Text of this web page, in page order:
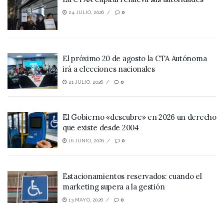
24 JULIO, 2026 0
El próximo 20 de agosto la CTA Autónoma
irá a elecciones nacionales
21 JULIO, 2026 0
El Gobierno «descubre» en 2026 un derecho
que existe desde 2004
16 JUNIO, 2026 0
Estacionamientos reservados: cuando el
marketing supera a la gestión
13 MAYO, 2026 0